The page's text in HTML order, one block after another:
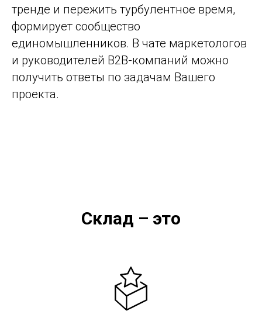
тренде и пережить турбулентное время,
формирует сообщество
единомышленников. В чате маркетологов
и руководителей B2B-компаний можно
получить ответы по задачам Вашего
проекта.
Склад – это